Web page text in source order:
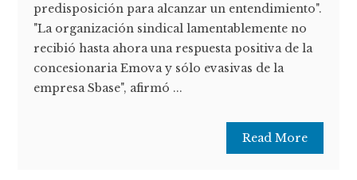
predisposición para alcanzar un entendimiento".
"La organización sindical lamentablemente no
recibió hasta ahora una respuesta positiva de la
concesionaria Emova y sólo evasivas de la
empresa Sbase", afirmó ...
Read More